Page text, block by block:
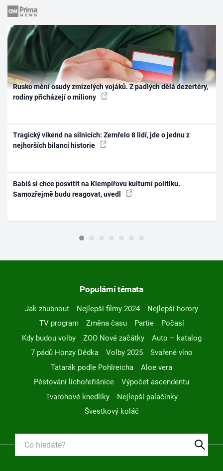
Rusko mění osudy zmizelých vojáků. Z padlých dělá dezertéry,
rodiny přicházejí o miliony
Tragický víkend na silnicích: Zemřelo 8 lidí, jde o jednu z
nejhorších bilancí historie
Babiš si chce posvítit na Klempířovu kulturní politiku.
Samozřejmě budu reagovat, uvedl
Populární témata
Jak zhubnout Nejlepší filmy 2024
Nejlepší horory
TV program
Změna času Partie
Počasí
Kdy budou volby
ZOO Nové začátky
Auto – katalog
7 pádů Honzy Dědka
Volby 2025
Svařené víno
Tatarák podle Pohlreicha
Aloe vera
Pěstování lichořeřišnice
Výpočet ascendentu
Tvarohové knedlíky
Nejlepší palačinky
Švestkový koláč